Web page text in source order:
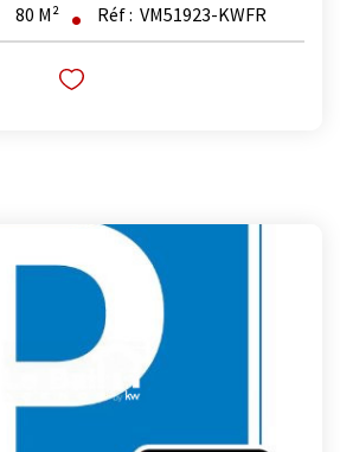
80 M² Réf : VM51923-KWFR